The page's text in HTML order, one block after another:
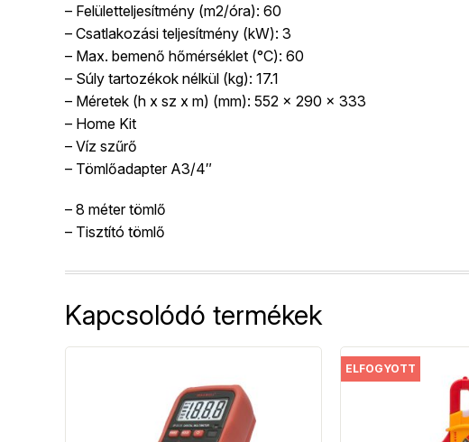
– Felületteljesítmény (m2/óra): 60
– Csatlakozási teljesítmény (kW): 3
– Max. bemenő hőmérséklet (°C): 60
– Súly tartozékok nélkül (kg): 17.1
– Méretek (h x sz x m) (mm): 552 x 290 x 333
– Home Kit
– Víz szűrő
– Tömlőadapter A3/4″
– 8 méter tömlő
– Tisztító tömlő
Kapcsolódó termékek
ELFOGYOTT